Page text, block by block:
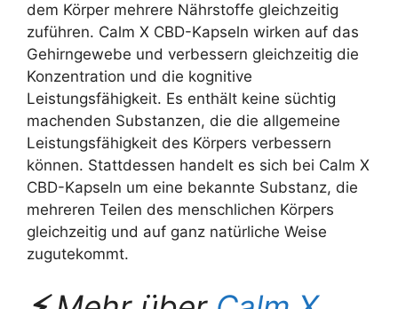
dem Körper mehrere Nährstoffe gleichzeitig
zuführen. Calm X CBD-Kapseln wirken auf das
Gehirngewebe und verbessern gleichzeitig die
Konzentration und die kognitive
Leistungsfähigkeit. Es enthält keine süchtig
machenden Substanzen, die die allgemeine
Leistungsfähigkeit des Körpers verbessern
können. Stattdessen handelt es sich bei Calm X
CBD-Kapseln um eine bekannte Substanz, die
mehreren Teilen des menschlichen Körpers
gleichzeitig und auf ganz natürliche Weise
zugutekommt.